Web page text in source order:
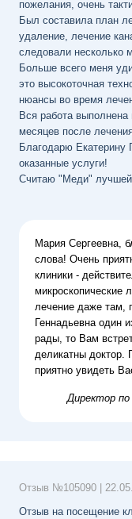
пожелания, очень
Был составила план
удаление, лечение
следовали несколько
Больше всего меня
это высокоточная
нюансы во время
Вся работа выполнена
месяцев после
Благодарю Екатерину
оказанные услуги!
Считаю "Меди" лучшей
Мария Сергеевна,
слова! Очень
клиники -
микроскопические
лечение даже там,
Геннадьевна один
рады, то Вам
деликатны доктор.
приятно увидеть
Директор по
Отзыв №105090
Отзыв на посещение